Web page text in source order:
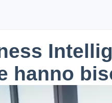
hanno